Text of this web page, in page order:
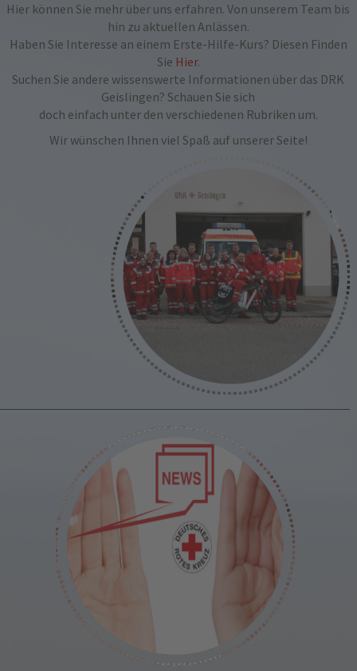
Hier können Sie mehr über uns erfahren. Von unserem Team bis
hin zu aktuellen Anlässen.
Haben Sie Interesse an einem Erste-Hilfe-Kurs? Diesen Finden
Sie Hier.
Suchen Sie andere wissenswerte Informationen über das DRK
Geislingen? Schauen Sie sich
doch einfach unter den verschiedenen Rubriken um.
Wir wünschen Ihnen viel Spaß auf unserer Seite!